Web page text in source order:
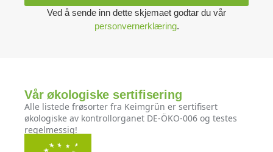
Ved å sende inn dette skjemaet godtar du vår
personvernerklæring.
Vår økologiske sertifisering
Alle listede frøsorter fra Keimgrün er sertifisert
økologiske av kontrollorganet DE-ÖKO-006 og testes
regelmessig!